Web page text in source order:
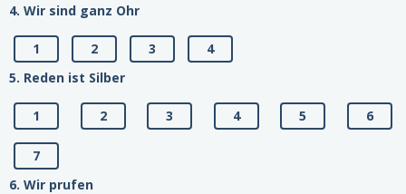
4. Wir sind ganz Ohr
1 2 3
4
5. Reden ist Silber
1 2 3 4 5 6
7
6. Wir prufen